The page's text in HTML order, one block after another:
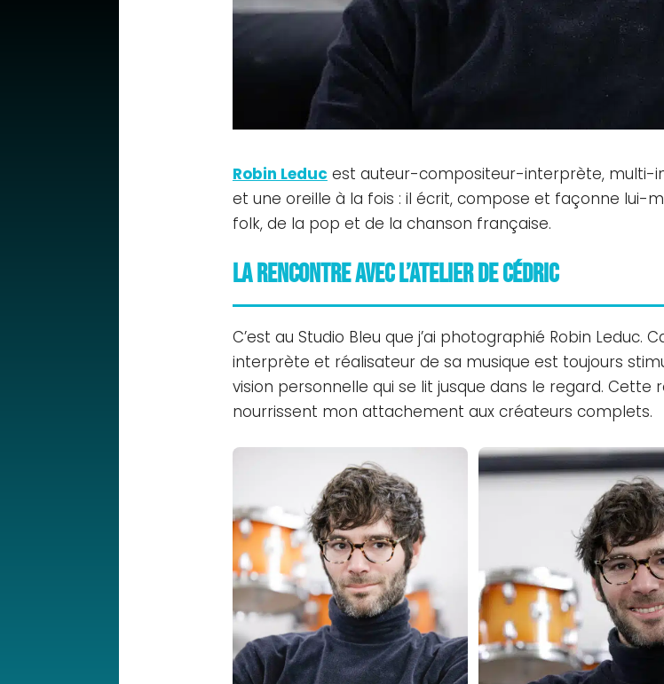
Robin Leducest auteur-compositeur-interprète, multi-
et une oreille à la fois : il écrit, compose et façonne lui-
folk, de la pop et de la chanson française.
La rencontre avec L’Atelier de Cédric
C’est au Studio Bleu que j’ai photographié Robin
interprète et réalisateur de sa musique est toujours
vision personnelle qui se lit jusque dans le regard.
nourrissent mon attachement aux créateurs complets.